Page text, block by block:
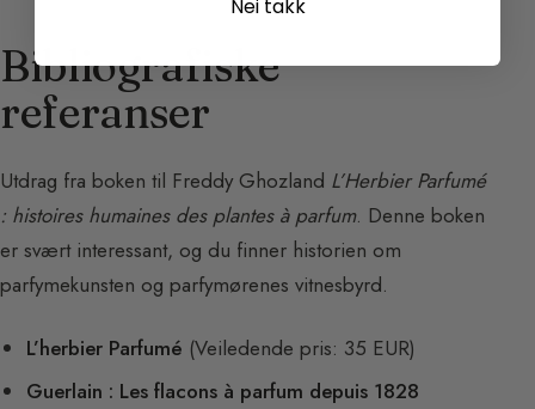
Bibliografiske
referanser
Utdrag fra boken til Freddy Ghozland L’Herbier Parfumé
: histoires humaines des plantes à parfum. Denne boken
er svært interessant, og du finner historien om
parfymekunsten og parfymørenes vitnesbyrd.
L’herbier Parfumé (Veiledende pris: 35 EUR)
Guerlain : Les flacons à parfum depuis 1828
Nei takk